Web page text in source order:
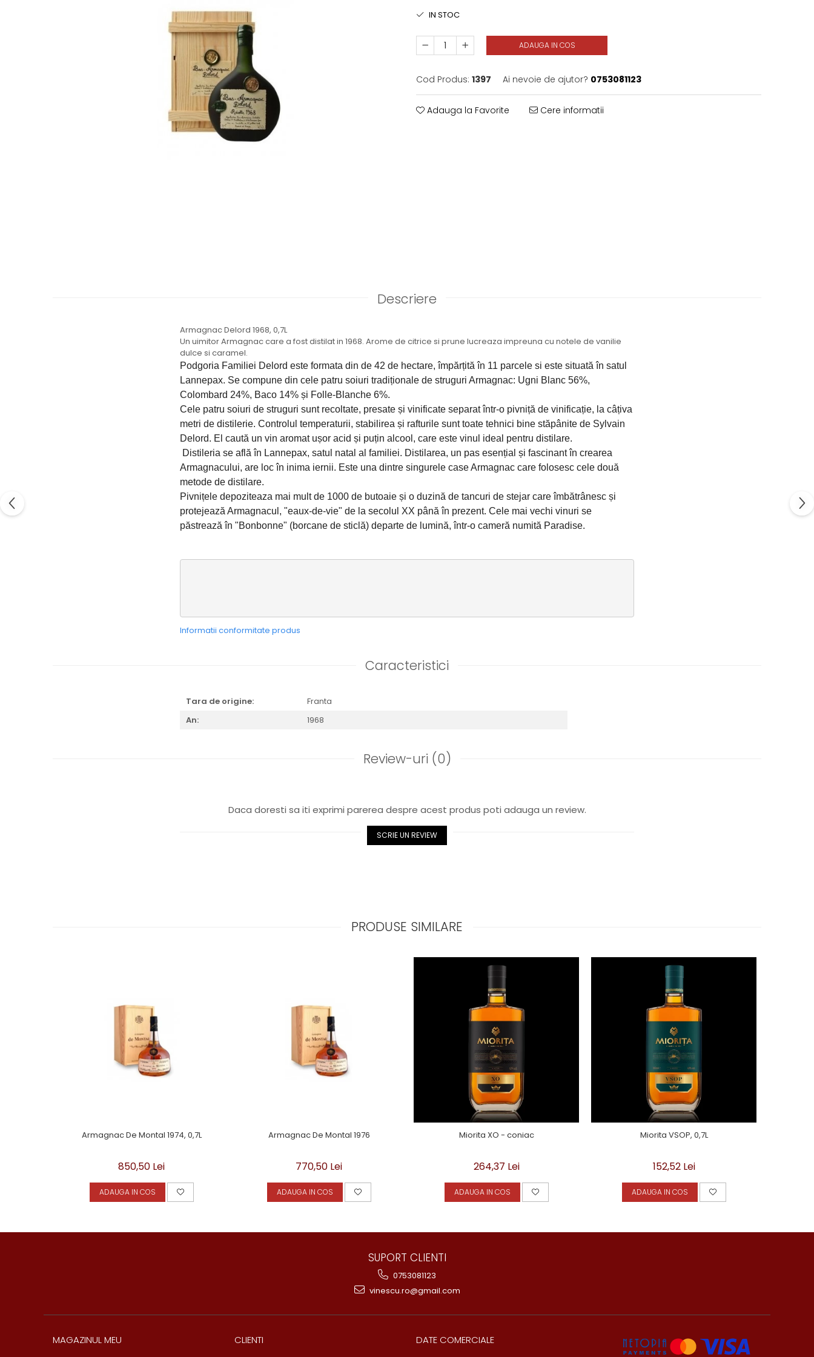
IN STOC
ADAUGA IN COS
Cod Produs: 1397 Ai nevoie de ajutor? 0753081123
Adauga la Favorite Cere informatii
Descriere
Armagnac Delord 1968, 0,7L
Un uimitor Armagnac care a fost distilat in 1968. Arome de citrice si prune lucreaza impreuna cu notele de vanilie
dulce si caramel.
Podgoria Familiei Delord este formata din de 42 de hectare, împărțită în 11 parcele si este situată în satul
Lannepax. Se compune din cele patru soiuri tradiționale de struguri Armagnac: Ugni Blanc 56%,
Colombard 24%, Baco 14% și Folle-Blanche 6%.
Cele patru soiuri de struguri sunt recoltate, presate și vinificate separat într-o pivniță de vinificație, la câțiva
metri de distilerie. Controlul temperaturii, stabilirea și rafturile sunt toate tehnici bine stăpânite de Sylvain
Delord. El caută un vin aromat ușor acid și puțin alcool, care este vinul ideal pentru distilare.
Distileria se află în Lannepax, satul natal al familiei. Distilarea, un pas esențial și fascinant în crearea
Armagnacului, are loc în inima iernii. Este una dintre singurele case Armagnac care folosesc cele două
metode de distilare.
Pivnițele depoziteaza mai mult de 1000 de butoaie și o duzină de tancuri de stejar care îmbătrânesc și
protejează Armagnacul, "eaux-de-vie" de la secolul XX până în prezent. Cele mai vechi vinuri se
păstrează în "Bonbonne" (borcane de sticlă) departe de lumină, într-o cameră numită Paradise.
Informatii conformitate produs
Caracteristici
Tara de origine:
Franta
An:
1968
Review-uri (0)
Daca doresti sa iti exprimi parerea despre acest produs poti adauga un review.
SCRIE UN REVIEW
PRODUSE SIMILARE
Armagnac De Montal 1974, 0,7L
850,50 Lei
ADAUGA IN COS
Armagnac De Montal 1976
770,50 Lei
ADAUGA IN COS
Miorita XO - coniac
264,37 Lei
ADAUGA IN COS
Miorita VSOP, 0,7L
152,52 Lei
ADAUGA IN COS
SUPORT CLIENTI
0753081123
vinescu.ro@gmail.com
MAGAZINUL MEU CLIENTI DATE COMERCIALE